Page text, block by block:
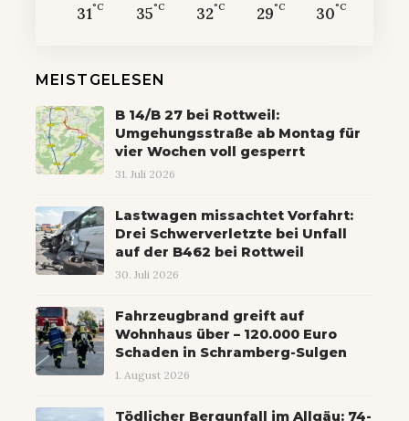
31°C 35°C 32°C 29°C 30°C
MEISTGELESEN
B 14/B 27 bei Rottweil:
Umgehungsstraße ab Montag für
vier Wochen voll gesperrt
31. Juli 2026
Lastwagen missachtet Vorfahrt:
Drei Schwerverletzte bei Unfall
auf der B462 bei Rottweil
30. Juli 2026
Fahrzeugbrand greift auf
Wohnhaus über – 120.000 Euro
Schaden in Schramberg-Sulgen
1. August 2026
Tödlicher Bergunfall im Allgäu: 74-